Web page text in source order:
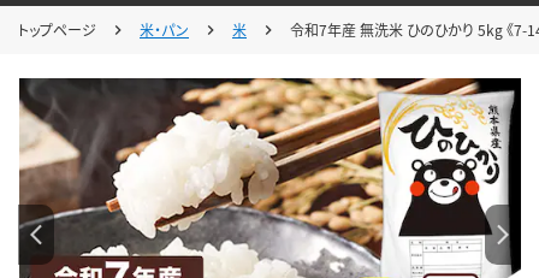
トップページ 米・パン 米 令和7年産 無洗米 ひのひかり 5kg 《7-